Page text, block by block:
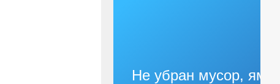
Не убран мусор, яма